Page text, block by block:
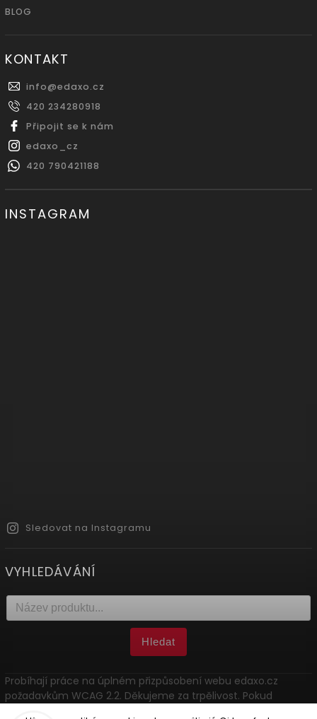
BLOG
KONTAKT
info@edaxo.cz
420 234280918
Připojit se k nám
edaxo_cz
420 790421188
INSTAGRAM
Sledovat na Instagramu
VYHLEDÁVÁNÍ
Hledat
Probíhají práce na úplném přizpůsobení webu edaxo.cz
požadavkům WCAG 2.2. Děkujeme za trpělivost. Pokud